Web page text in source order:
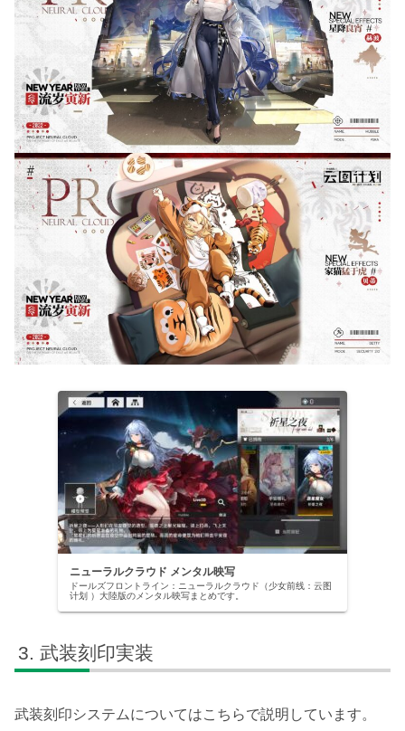
ニューラルクラウド メンタル映写
ドールズフロントライン：ニューラルクラウド（少女前线：云图
计划 ）大陸版のメンタル映写まとめです。
武装刻印実装
武装刻印システムについてはこちらで説明しています。